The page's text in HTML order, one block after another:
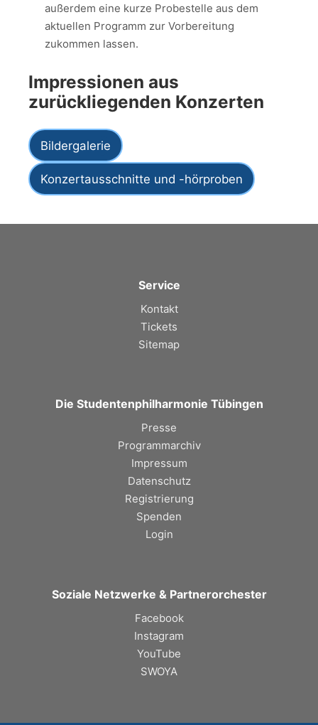
außerdem eine kurze Probestelle aus dem
aktuellen Programm zur Vorbereitung
zukommen lassen.
Impressionen aus
zurückliegenden Konzerten
Bildergalerie
Konzertausschnitte und -hörproben
Service
Kontakt
Tickets
Sitemap
Die Studentenphilharmonie Tübingen
Presse
Programmarchiv
Impressum
Datenschutz
Registrierung
Spenden
Login
Soziale Netzwerke & Partnerorchester
Facebook
Instagram
YouTube
SWOYA